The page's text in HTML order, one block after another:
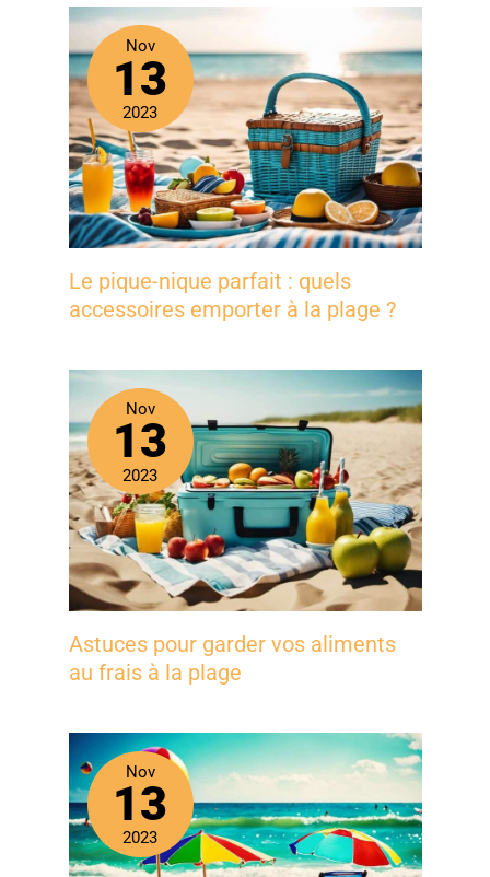
Nov
13
2023
Le pique-nique parfait : quels
accessoires emporter à la plage ?
Nov
13
2023
Astuces pour garder vos aliments
au frais à la plage
Nov
13
2023